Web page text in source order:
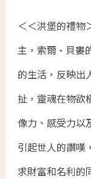
＜＜洪堡的禮物
主，索爾•貝婁
的生活，反映出
扯，靈魂在物欲
像力、感受力以
引起世人的讚嘆
求財富和名利的